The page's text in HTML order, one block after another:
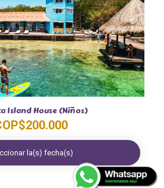
Island House (Niños)
200.000
la(s) fecha(s)